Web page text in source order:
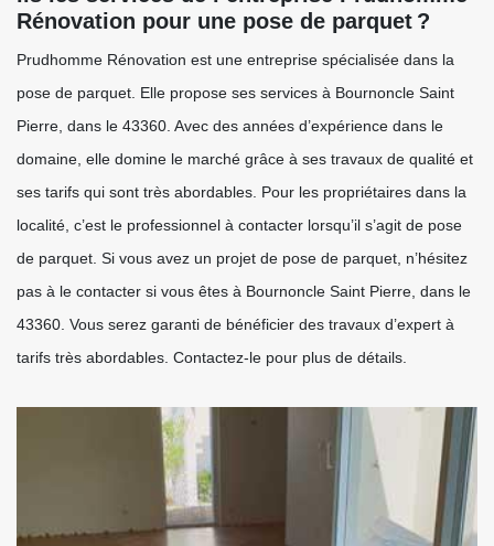
Rénovation pour une pose de parquet ?
Prudhomme Rénovation est une entreprise spécialisée dans la
pose de parquet. Elle propose ses services à Bournoncle Saint
Pierre, dans le 43360. Avec des années d’expérience dans le
domaine, elle domine le marché grâce à ses travaux de qualité et
ses tarifs qui sont très abordables. Pour les propriétaires dans la
localité, c’est le professionnel à contacter lorsqu’il s’agit de pose
de parquet. Si vous avez un projet de pose de parquet, n’hésitez
pas à le contacter si vous êtes à Bournoncle Saint Pierre, dans le
43360. Vous serez garanti de bénéficier des travaux d’expert à
tarifs très abordables. Contactez-le pour plus de détails.